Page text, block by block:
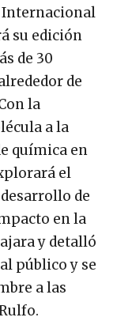
Internacional
su edición
de 30
de
la
a la
química en
el
de
en la
y detalló
público y se
a las